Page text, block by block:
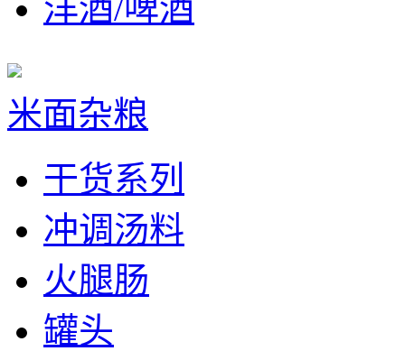
洋酒/啤酒
米面杂粮
干货系列
冲调汤料
火腿肠
罐头